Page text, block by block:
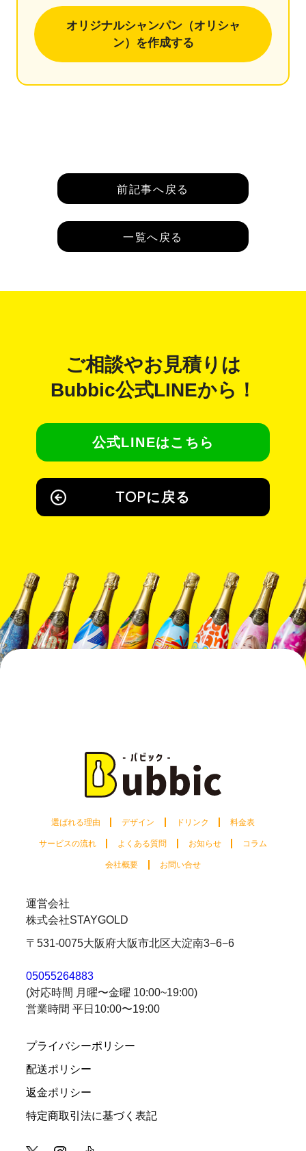
オリジナルシャンパン（オリシャ
ン）を作成する
前記事へ戻る
一覧へ戻る
公式LINEはこちら
TOPに戻る
ご相談やお見積りは
Bubbic公式LINEから！
選ばれる理由 デザイン ドリンク 料金表
サービスの流れ よくある質問 お知らせ コラム
会社概要 お問い合せ
運営会社
株式会社STAYGOLD
〒531-0075大阪府大阪市北区大淀南3−6−6
05055264883
(対応時間 月曜〜金曜 10:00~19:00)
営業時間 平日10:00〜19:00
プライバシーポリシー
配送ポリシー
返金ポリシー
特定商取引法に基づく表記